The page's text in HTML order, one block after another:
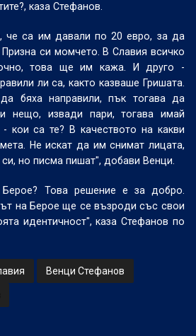
каза Стефанов.
че са им давали по 20 евро, за да
си момчето. В Славия всичко
това ще им кажа. И друго -
ли са, както казваше Гришата.
бяха направили, пък тогава да
нещо, извади пари, тогава имай
кои са те? В качеството на какви
Не искат да им снимат лицата,
но писма пишат", добави Венци.
Берое? Това решение е за добро.
на Берое ще се възроди със свои
идентичност", каза Стефанов по
Венци Стефанов